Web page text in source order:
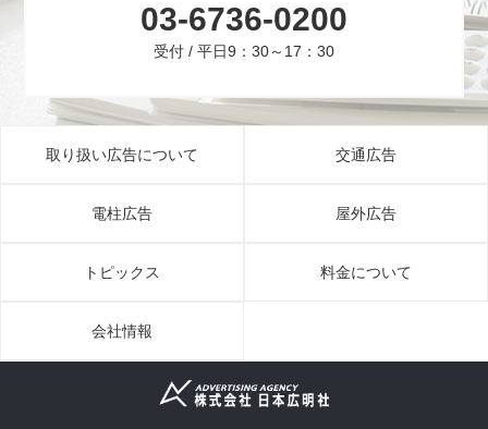
03-6736-0200
受付 / 平日9：30～17：30
取り扱い広告について 交通広告
電柱広告 屋外広告
トピックス 料金について
会社情報